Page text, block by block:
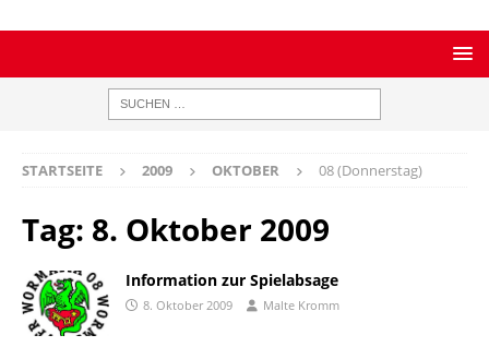
STARTSEITE 2009 OKTOBER 08 (Donnerstag)
Tag: 8. Oktober 2009
Information zur Spielabsage
8. Oktober 2009 Malte Kromm